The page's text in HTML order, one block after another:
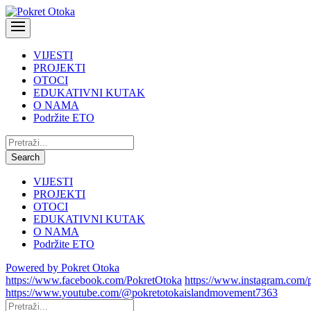
VIJESTI
PROJEKTI
OTOCI
EDUKATIVNI KUTAK
O NAMA
Podržite ETO
Pretraži:
Search
VIJESTI
PROJEKTI
OTOCI
EDUKATIVNI KUTAK
O NAMA
Podržite ETO
Powered by Pokret Otoka
https://www.facebook.com/PokretOtoka https://www.instagram.com/
https://www.youtube.com/@pokretotokaislandmovement7363
Pretraži: